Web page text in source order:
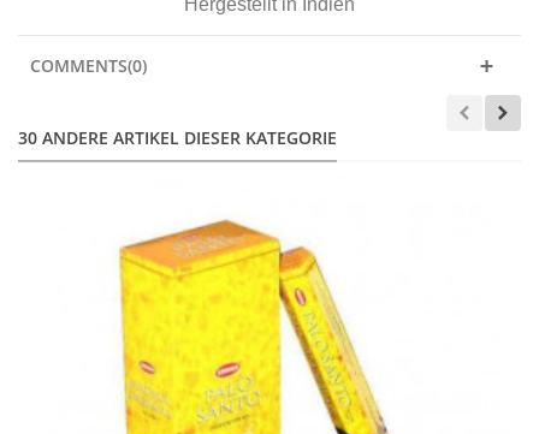
Hergestellt in Indien
COMMENTS(0)
30 ANDERE ARTIKEL DIESER KATEGORIE